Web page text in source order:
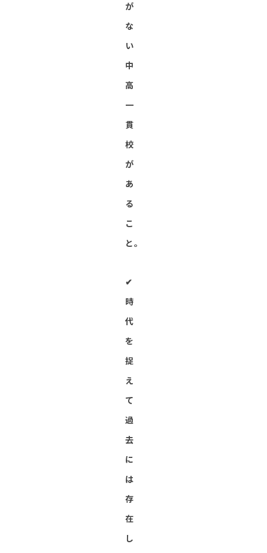
が
な
い
中
高
一
貫
校
が
あ
る
こ
と。
✔︎
時
代
を
捉
え
て
過
去
に
は
存
在
し